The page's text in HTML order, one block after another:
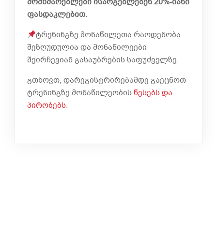
ფასდაკლებით.
ტრენინგზე მონაწილეთა რაოდენობა
შეზღუდულია და მონაწილეები
შეირჩევიან გასაუბრების საფუძველზე.
გთხოვთ, დარეგისტრირებამდე გაეცნოთ
ტრენინგზე მონაწილეობის წესებს და
პირობებს.